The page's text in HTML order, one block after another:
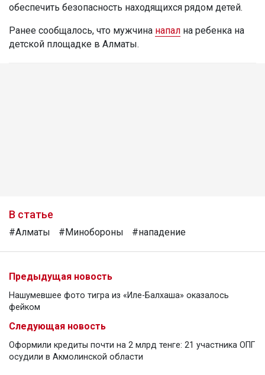
обеспечить безопасность находящихся рядом детей.
Ранее сообщалось, что мужчина напал на ребенка на
детской площадке в Алматы.
В статье
#Алматы #Минобороны #нападение
Предыдущая новость
Нашумевшее фото тигра из «Иле-Балхаша» оказалось
фейком
Следующая новость
Оформили кредиты почти на 2 млрд тенге: 21 участника ОПГ
осудили в Акмолинской области